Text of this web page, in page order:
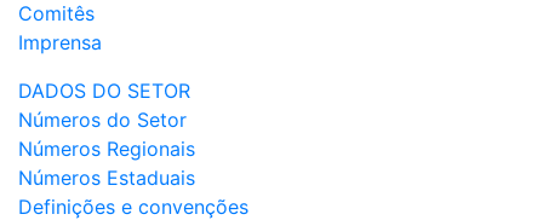
Comitês
Imprensa
DADOS DO SETOR
Números do Setor
Números Regionais
Números Estaduais
Definições e convenções